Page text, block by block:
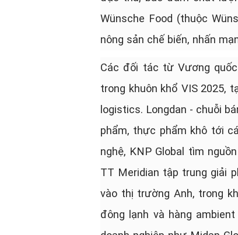
Wünsche Food (thuộc
nông sản chế biến, nhấn
Các đối tác từ Vương
trong khuôn khổ VIS 2025,
logistics. Longdan - chuỗi
phẩm, thực phẩm khô tới
nghệ, KNP Global tìm
TT Meridian tập trung giải
vào thị trường Anh, trong
đông lạnh và hàng